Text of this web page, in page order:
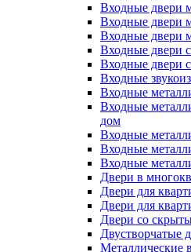
Входные двери
Входные двери
Входные двери
Входные двери
Входные двери
Входные
Входные
Входные
дом
Входные
Входные
Входные
Двери в
Двери для
Двери для
Двери со
Двустворчатые
Металлические